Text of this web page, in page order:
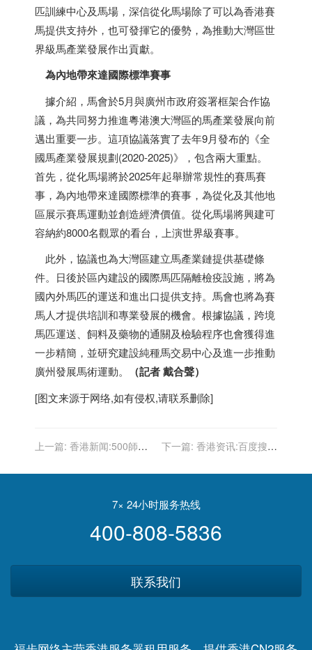
匹訓練中心及馬場，深信從化馬場除了可以為香港賽
馬提供支持外，也可發揮它的優勢，為推動大灣區世
界級馬產業發展作出貢獻。
為內地帶來達國際標準賽事
據介紹，馬會於5月與廣州市政府簽署框架合作協
議，為共同努力推進粵港澳大灣區的馬產業發展向前
邁出重要一步。這項協議落實了去年9月發布的《全
國馬產業發展規劃(2020-2025)》，包含兩大重點。
首先，從化馬場將於2025年起舉辦常規性的賽馬賽
事，為內地帶來達國際標準的賽事，為從化及其他地
區展示賽馬運動並創造經濟價值。從化馬場將興建可
容納約8000名觀眾的看台，上演世界級賽事。
此外，協議也為大灣區建立馬產業鏈提供基礎條
件。日後於區內建設的國際馬匹隔離檢疫設施，將為
國內外馬匹的運送和進出口提供支持。馬會也將為賽
馬人才提供培訓和專業發展的機會。根據協議，跨境
馬匹運送、飼料及藥物的通關及檢驗程序也會獲得進
一步精簡，並研究建設純種馬交易中心及進一步推動
廣州發展馬術運動。
（記者 戴合聲）
[图文来源于网络,如有侵权,请联系删除]
上一篇: 香港新闻:500師生
下一篇: 香港资讯:百度搜索
7× 24小时服务热线
400-808-5836
联系我们